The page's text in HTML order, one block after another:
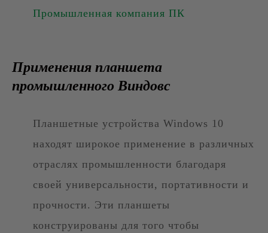
Промышленная компания ПК
Применения планшета
промышленного Виндовс
Планшетные устройства Windows 10
находят широкое применение в различных
отраслях промышленности благодаря
своей универсальности, портативности и
прочности. Эти планшеты
конструированы для того чтобы